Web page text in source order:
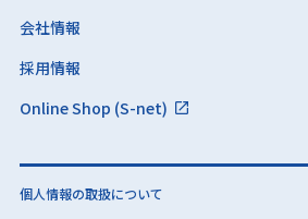
会社情報
採用情報
Online Shop (S-net)
個人情報の取扱について